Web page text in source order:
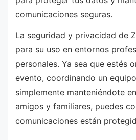
comunicaciones seguras.
La seguridad y privacidad de
para su uso en entornos
personales. Ya sea que estés
evento, coordinando un
simplemente manteniéndote
amigos y familiares, puedes
comunicaciones están